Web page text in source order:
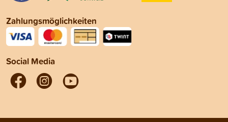
Zahlungsmöglichkeiten
Social Media